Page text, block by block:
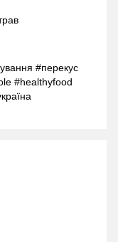
#перекус
#healthyfood